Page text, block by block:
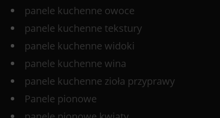
panele kuchenne owoce
panele kuchenne tekstury
panele kuchenne widoki
panele kuchenne wina
panele kuchenne zioła przyprawy
Panele pionowe